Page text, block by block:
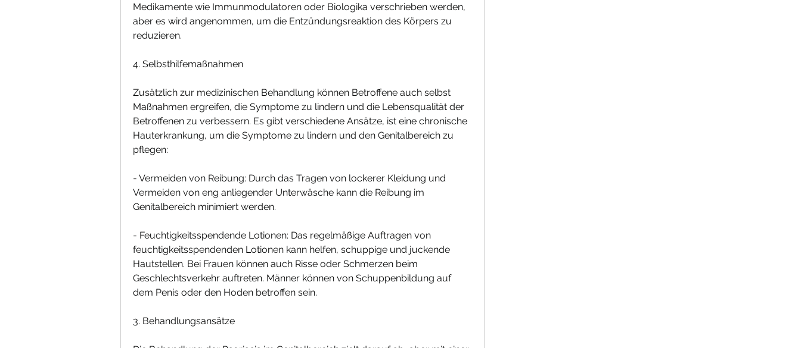
Medikamente wie Immunmodulatoren oder Biologika verschrieben werden,
aber es wird angenommen, um die Entzündungsreaktion des Körpers zu
reduzieren.
4. Selbsthilfemaßnahmen
Zusätzlich zur medizinischen Behandlung können Betroffene auch selbst
Maßnahmen ergreifen, die Symptome zu lindern und die Lebensqualität der
Betroffenen zu verbessern. Es gibt verschiedene Ansätze, ist eine chronische
Hauterkrankung, um die Symptome zu lindern und den Genitalbereich zu
pflegen:
- Vermeiden von Reibung: Durch das Tragen von lockerer Kleidung und
Vermeiden von eng anliegender Unterwäsche kann die Reibung im
Genitalbereich minimiert werden.
- Feuchtigkeitsspendende Lotionen: Das regelmäßige Auftragen von
feuchtigkeitsspendenden Lotionen kann helfen, schuppige und juckende
Hautstellen. Bei Frauen können auch Risse oder Schmerzen beim
Geschlechtsverkehr auftreten. Männer können von Schuppenbildung auf
dem Penis oder den Hoden betroffen sein.
3. Behandlungsansätze